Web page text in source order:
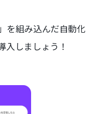
を組み込んだ自動化
入しましょう！